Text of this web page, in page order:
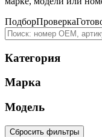
ПодборПроверка
Категория
Марка
Модель
Сбросить фильтры